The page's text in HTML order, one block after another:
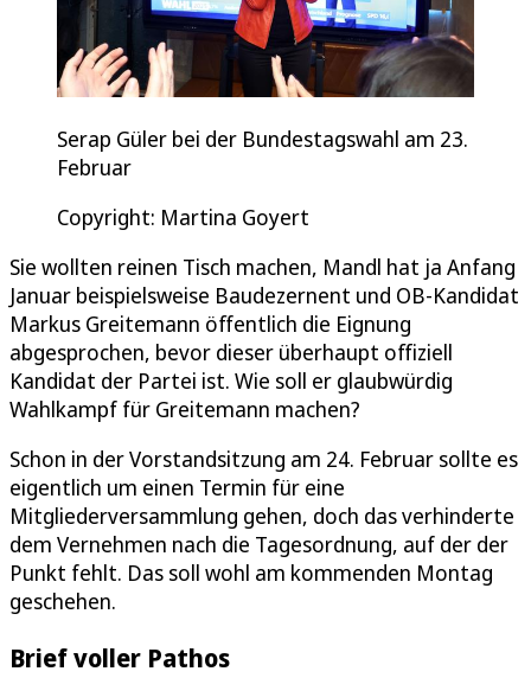
Serap Güler bei der Bundestagswahl am 23.
Februar
Copyright: Martina Goyert
Sie wollten reinen Tisch machen, Mandl hat ja Anfang
Januar beispielsweise Baudezernent und OB-Kandidat
Markus Greitemann öffentlich die Eignung
abgesprochen, bevor dieser überhaupt offiziell
Kandidat der Partei ist. Wie soll er glaubwürdig
Wahlkampf für Greitemann machen?
Schon in der Vorstandsitzung am 24. Februar sollte es
eigentlich um einen Termin für eine
Mitgliederversammlung gehen, doch das verhinderte
dem Vernehmen nach die Tagesordnung, auf der der
Punkt fehlt. Das soll wohl am kommenden Montag
geschehen.
Brief voller Pathos